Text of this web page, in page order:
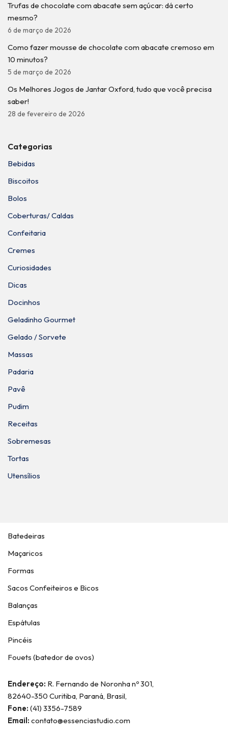
Trufas de chocolate com abacate sem açúcar: dá certo
mesmo?
6 de março de 2026
Como fazer mousse de chocolate com abacate cremoso em
10 minutos?
5 de março de 2026
Os Melhores Jogos de Jantar Oxford, tudo que você precisa
saber!
28 de fevereiro de 2026
Categorias
Bebidas
Biscoitos
Bolos
Coberturas/ Caldas
Confeitaria
Cremes
Curiosidades
Dicas
Docinhos
Geladinho Gourmet
Gelado / Sorvete
Massas
Padaria
Pavê
Pudim
Receitas
Sobremesas
Tortas
Utensílios
Batedeiras
Maçaricos
Formas
Sacos Confeiteiros e Bicos
Balanças
Espátulas
Pincéis
Fouets (batedor de ovos)
Endereço: R. Fernando de Noronha nº 301,
82640-350 Curitiba, Paraná, Brasil,
Fone: (41) 3356-7589
Email: contato@essenciastudio.com